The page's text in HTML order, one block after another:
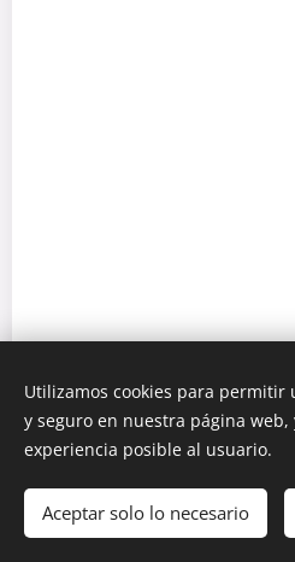
©Barlobike, La Palma /
Pasión por el
Utilizamos cookies para
y seguro en nuestra página
experiencia posible al usuario.
Aceptar solo lo necesario